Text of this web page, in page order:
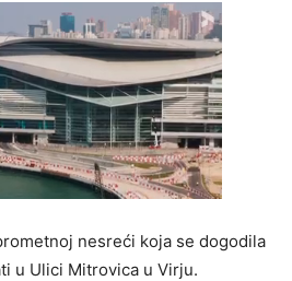
nesreći koja se dogodila
u Ulici Mitrovica u Virju.